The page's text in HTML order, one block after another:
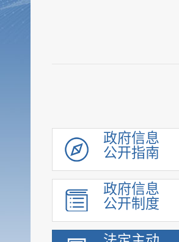
政府信息
公开指南
政府信息
公开制度
优化营商环境
脱贫攻坚
社会救助
社会福利
社会保险
养老服务